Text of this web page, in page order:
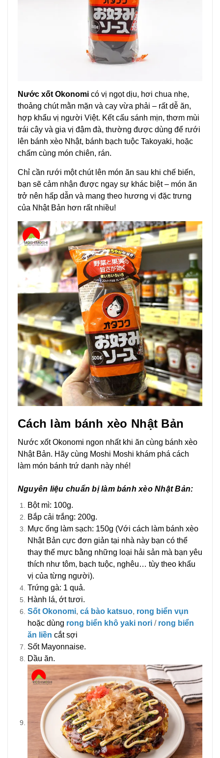
Nước xốt Okonomi có vị ngọt dịu, hơi chua nhẹ,
thoảng chút mằn mặn và cay vừa phải – rất dễ ăn,
hợp khẩu vị người Việt. Kết cấu sánh mịn, thơm mùi
trái cây và gia vị đậm đà, thường được dùng để rưới
lên bánh xèo Nhật, bánh bạch tuộc Takoyaki, hoặc
chấm cùng món chiên, rán.
Chỉ cần rưới một chút lên món ăn sau khi chế biến,
bạn sẽ cảm nhận được ngay sự khác biệt – món ăn
trở nên hấp dẫn và mang theo hương vị đặc trưng
của Nhật Bản hơn rất nhiều!
Cách làm bánh xèo Nhật Bản
Nước xốt Okonomi ngon nhất khi ăn cùng bánh xèo
Nhật Bản. Hãy cùng Moshi Moshi khám phá cách
làm món bánh trứ danh này nhé!
Nguyên liệu chuẩn bị làm bánh xèo Nhật Bản:
Bột mì: 100g.
Bắp cải trắng: 200g.
Mực ống làm sạch: 150g (Với cách làm bánh xèo
Nhật Bản cực đơn giản tại nhà này bạn có thể
thay thế mực bằng những loại hải sản mà bạn yêu
thích như tôm, bạch tuộc, nghêu… tùy theo khẩu
vị của từng người).
Trứng gà: 1 quả.
Hành lá, ớt tươi.
Sốt Okonomi, cá bào katsuo, rong biển vụn
hoặc dùng rong biển khô yaki nori / rong biển
ăn liền cắt sợi
Sốt Mayonnaise.
Dầu ăn.